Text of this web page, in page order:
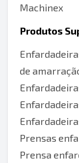
Machinex
Produtos
de
Prensas
Prensa